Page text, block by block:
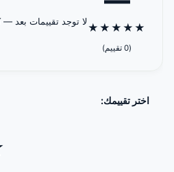
★
★
★
★
★
(0 تقييم)
لا توجد تقييمات بعد
اختر تقييمك: